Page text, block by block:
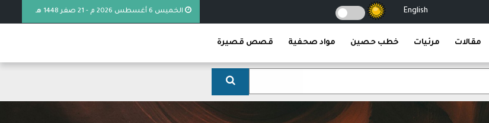
English الخميس 6 أغسطس 2026 م - 21 صفر 1448 هـ
مقالات مرئيات خطب حصين مواد صحفية قصص قصيرة